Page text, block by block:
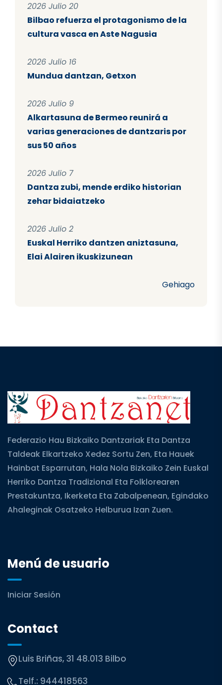
2026 Julio 20
Bilbao refuerza el protagonismo de la
cultura vasca en Aste Nagusia
2026 Julio 16
Mundua dantzan, Getxon
2026 Julio 9
Alkartasuna de Bermeo reunirá a
varias generaciones de dantzaris por
sus 50 años
2026 Julio 7
Dantza zubi, mende erdiko historian
zehar bidaiatzeko
2026 Julio 2
Euskal Herriko dantzen aniztasuna,
Elai Alairen ikuskizunean
Gehiago
Federazio Hau Bizkaiko Dantzariak Eta Dantza
Taldeak Elkartzeko Xedez Sortu Zen, Eta Hauek
Hainbat Esparrutan, Hala Nola Bizkaiko Zein Euskal
Herriko Dantza Tradizional Eta Folklorearen
Prestakuntza, Ikerketa Eta Zabalpenean, Egindako
Ahaleginak Osatzeko Helburua Izan Zuen.
Menú de usuario
Iniciar Sesión
Contact
Luis Briñas, 31 48.013 Bilbo
Telf.: 944418563